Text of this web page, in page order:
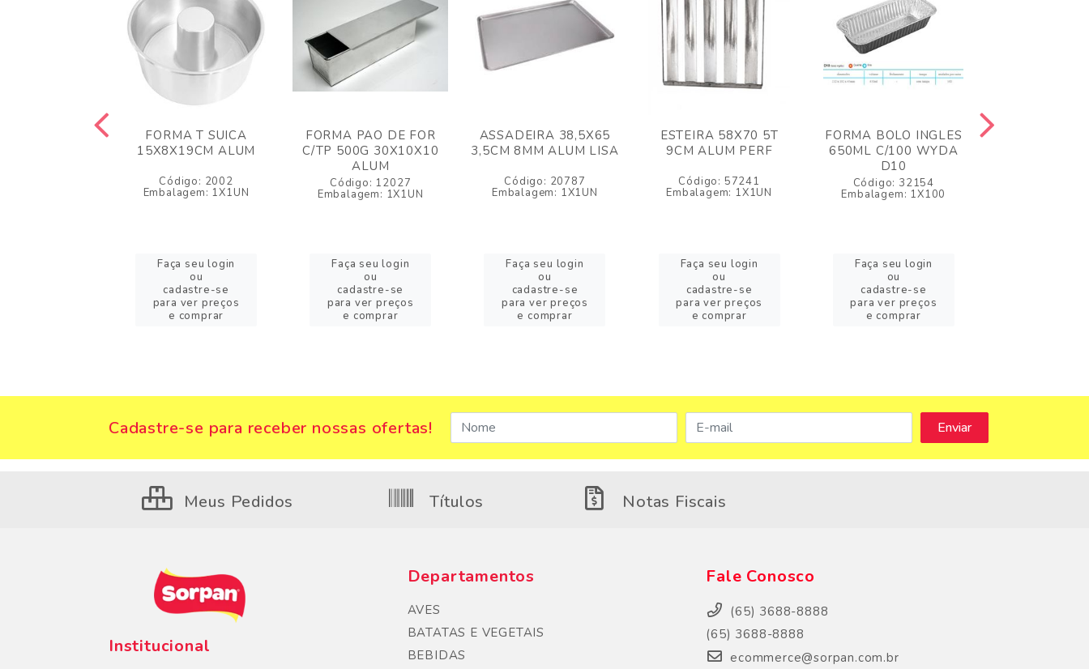
FORMA T SUICA
15X8X19CM ALUM
Código: 2002
Embalagem: 1X1UN
Faça seu login
ou
cadastre-se
para ver preços
e comprar
FORMA PAO DE FOR
C/TP 500G 30X10X10
ALUM
Código: 12027
Embalagem: 1X1UN
Faça seu login
ou
cadastre-se
para ver preços
e comprar
ASSADEIRA 38,5X65
3,5CM 8MM ALUM LISA
Código: 20787
Embalagem: 1X1UN
Faça seu login
ou
cadastre-se
para ver preços
e comprar
ESTEIRA 58X70 5T
9CM ALUM PERF
Código: 57241
Embalagem: 1X1UN
Faça seu login
ou
cadastre-se
para ver preços
e comprar
FORMA BOLO INGLES
650ML C/100 WYDA
D10
Código: 32154
Embalagem: 1X100
Faça seu login
ou
cadastre-se
para ver preços
e comprar
Cadastre-se para receber nossas ofertas!
Meus Pedidos Títulos Notas Fiscais
Institucional
Departamentos
AVES
BATATAS E VEGETAIS
BEBIDAS
Fale Conosco
(65) 3688-8888
(65) 3688-8888
ecommerce@sorpan.com.br